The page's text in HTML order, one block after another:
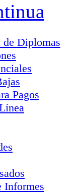
de Diplomas
Pagos
Informes